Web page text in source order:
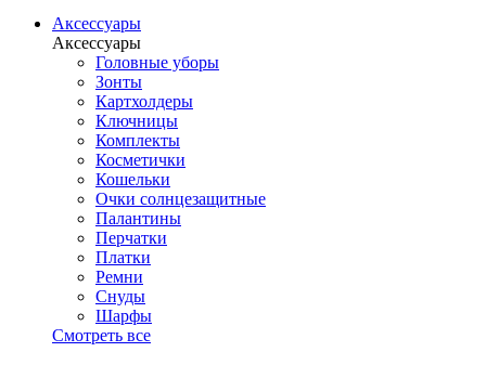
Аксессуары
Аксессуары
Головные уборы
Зонты
Картхолдеры
Ключницы
Комплекты
Косметички
Кошельки
Очки солнцезащитные
Палантины
Перчатки
Платки
Ремни
Снуды
Шарфы
Смотреть все